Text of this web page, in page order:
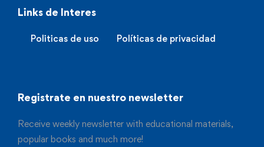
Links de Interes
Politicas de uso Políticas de privacidad
Registrate en nuestro newsletter
Receive weekly newsletter with educational materials,
popular books and much more!